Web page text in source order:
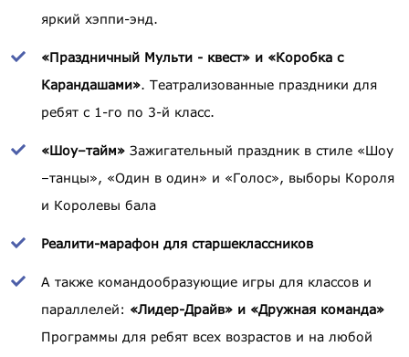
яркий хэппи-энд.
«Праздничный Мульти - квест» и «Коробка с
Карандашами». Театрализованные праздники для
ребят с 1-го по 3-й класс.
«Шоу–тайм» Зажигательный праздник в стиле «Шоу
–танцы», «Один в один» и «Голос», выборы Короля
и Королевы бала
Реалити-марафон для старшеклассников
А также командообразующие игры для классов и
параллелей: «Лидер-Драйв» и «Дружная команда»
Программы для ребят всех возрастов и на любой